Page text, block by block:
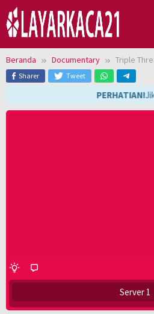
Loncat
ke
konten
Beranda Documentary Triple
Sharer Tweet
PERHATIAN!
Server 1